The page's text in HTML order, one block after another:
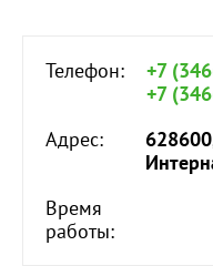
Телефон:
+7
+7
Адрес:
Время
работы: